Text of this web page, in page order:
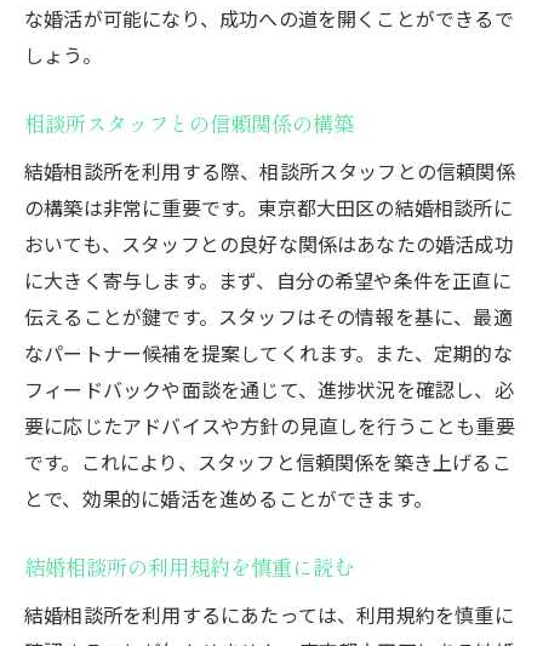
な婚活が可能になり、成功への道を開くことができるで
しょう。
相談所スタッフとの信頼関係の構築
結婚相談所を利用する際、相談所スタッフとの信頼関係
の構築は非常に重要です。東京都大田区の結婚相談所に
おいても、スタッフとの良好な関係はあなたの婚活成功
に大きく寄与します。まず、自分の希望や条件を正直に
伝えることが鍵です。スタッフはその情報を基に、最適
なパートナー候補を提案してくれます。また、定期的な
フィードバックや面談を通じて、進捗状況を確認し、必
要に応じたアドバイスや方針の見直しを行うことも重要
です。これにより、スタッフと信頼関係を築き上げるこ
とで、効果的に婚活を進めることができます。
結婚相談所の利用規約を慎重に読む
結婚相談所を利用するにあたっては、利用規約を慎重に